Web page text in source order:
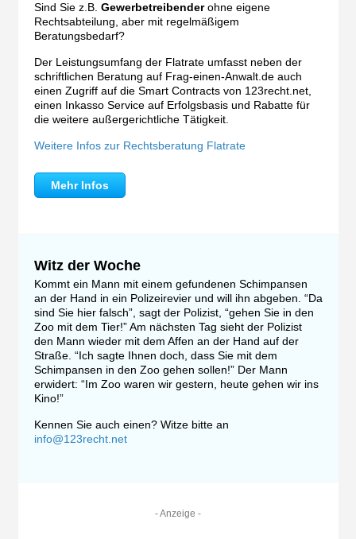
Sind Sie z.B. Gewerbetreibenderohne eigene
Rechtsabteilung, aber mit regelmäßigem
Beratungsbedarf?
Der Leistungsumfang der Flatrate umfasst neben der
schriftlichen Beratung auf Frag-einen-Anwalt.de auch
einen Zugriff auf die Smart Contracts von 123recht.net,
einen Inkasso Service auf Erfolgsbasis und Rabatte für
die weitere außergerichtliche Tätigkeit.
Weitere Infos zur Rechtsberatung Flatrate
Mehr Infos
Witz der Woche
Kommt ein Mann mit einem gefundenen Schimpansen
an der Hand in ein Polizeirevier und will ihn abgeben. “Da
sind Sie hier falsch”, sagt der Polizist, “gehen Sie in den
Zoo mit dem Tier!” Am nächsten Tag sieht der Polizist
den Mann wieder mit dem Affen an der Hand auf der
Straße. “Ich sagte Ihnen doch, dass Sie mit dem
Schimpansen in den Zoo gehen sollen!” Der Mann
erwidert: “Im Zoo waren wir gestern, heute gehen wir ins
Kino!”
Kennen Sie auch einen? Witze bitte an
info@123recht.net
- Anzeige -